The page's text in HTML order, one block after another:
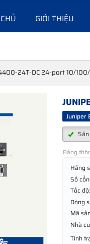
GIỚI THIỆU
24T-DC 24-port 10/
Juniper
Bảng
Hãng
Số
Tốc độ:
Dòng
Mã
Nhà
Tình